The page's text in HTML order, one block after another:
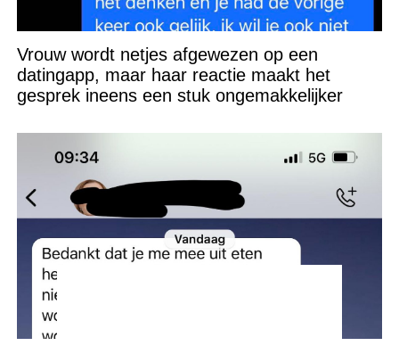
Vrouw wordt netjes afgewezen op een
datingapp, maar haar reactie maakt het
gesprek ineens een stuk ongemakkelijker